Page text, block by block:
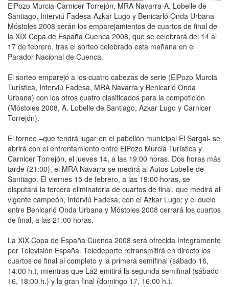
ElPozo Murcia-Carnicer Torrejón, MRA Navarra-A. Lobelle de
Santiago, Interviú Fadesa-Azkar Lugo y Benicarló Onda Urbana-
Móstoles 2008 serán los emparejamientos de cuartos de final de
la XIX Copa de España Cuenca 2008, que se celebrará del 14 al
17 de febrero, tras el sorteo celebrado esta mañana en el
Parador Nacional de Cuenca.
El sorteo emparejó a los cuatro cabezas de serie (ElPozo Murcia
Turística, Interviú Fadesa, MRA Navarra y Benicarló Onda
Urbana) con los otros cuatro clasificados para la competición
(Móstoles 2008, A. Lobelle de Santiago, Azkar Lugo y Carnicer
Torrejón).
El torneo –que tendrá lugar en el pabellón municipal El Sargal- se
abrirá con el enfrentamiento entre ElPozo Murcia Turística y
Carnicer Torrejón, el jueves 14, a las 19:00 horas. Dos horas más
tarde (21:00), el MRA Navarra se medirá al Autos Lobelle de
Santiago. El viernes 15 de febrero, a las 19:00 horas, se
disputará la tercera eliminatoria de cuartos de final, que medirá al
vigente campeón, Interviú Fadesa, con el Azkar Lugo; y el duelo
entre Benicarló Onda Urbana y Móstoles 2008 cerrará los cuartos
de final, a las 21:00 horas.
La XIX Copa de España Cuenca 2008 será ofrecida íntegramente
por Televisión España. Teledeporte retransmitirá en directo los
cuartos de final al completo y la primera semifinal (sábado 16,
14:00 h.), mientras que La2 emitirá la segunda semifinal (sábado
16, 18:00 h.) y la gran final (domingo 17, 16:00 h.).